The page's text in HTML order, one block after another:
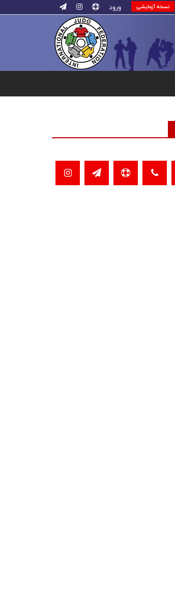
نسخه آزمایشی ورود